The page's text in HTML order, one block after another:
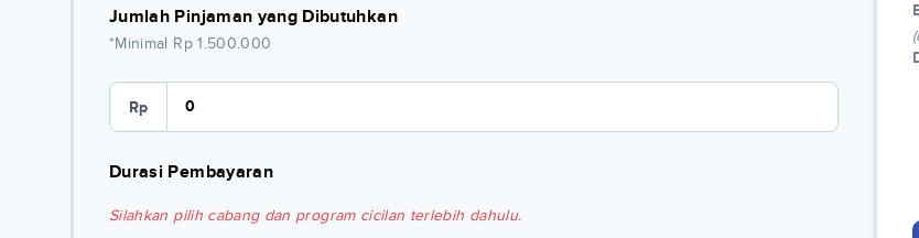
Jumlah Pinjaman yang Dibutuhkan
*Minimal Rp 1.500.000
Rp
Durasi Pembayaran
Silahkan pilih cabang dan program cicilan terlebih dahulu.